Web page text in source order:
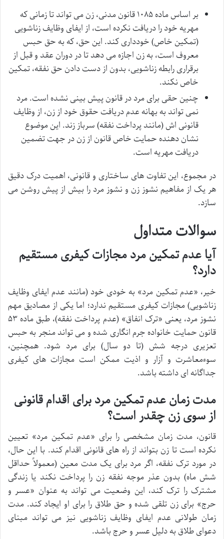
بر اساس ماده ۱۰۸۵ قانون مدنی، زن می تواند تا زمانی که
مهریه خود را دریافت نکرده است، از ایفای وظایف زناشویی
(تمکین خاص) خودداری کند. این حق، که به حق حبس
معروف است، به زن اجازه می دهد تا در دوران عقد و قبل از
برقراری رابطه زناشویی، بدون از دست دادن حق نفقه، تمکین
خاص نکند.
چنین حقی برای مرد در قانون پیش بینی نشده است. مرد
نمی تواند به بهانه عدم دریافت حقوق خود از زن، از وظایف
قانونی اش (مانند پرداخت نفقه) سرباز زند. این موضوع
نشان دهنده حمایت خاص قانون از زن در جهت تضمین
دریافت مهریه است.
در مجموع، این تفاوت های ساختاری و قانونی، اهمیت درک دقیق
هر یک از مفاهیم نشوز زن و نشوز مرد را بیش از پیش روشن می
سازد.
سوالات متداول
آیا عدم تمکین مرد مجازات کیفری مستقیم
دارد؟
خیر، «عدم تمکین مرد» به خودی خود (مانند عدم ایفای وظایف
زناشویی) مجازات کیفری مستقیم ندارد؛ اما یکی از مصادیق مهم
نشوز مرد، یعنی «ترک انفاق» (عدم پرداخت نفقه)، طبق ماده ۵۳
قانون حمایت خانواده جرم انگاری شده و می تواند منجر به حبس
تعزیری درجه شش (تا دو سال) برای مرد شود. همچنین،
سوءمعاشرت و آزار و اذیت ممکن است مجازات های کیفری
جداگانه ای داشته باشد.
مدت زمان عدم تمکین مرد برای اقدام قانونی
از سوی زن چقدر است؟
قانون، مدت زمان مشخصی را برای «عدم تمکین مرد» تعیین
نکرده است تا زن بتواند از راه های قانونی اقدام کند. با این حال،
در مورد ترک نفقه، اگر مرد برای یک مدت معین (معمولاً حداقل
شش ماه) بدون عذر موجه نفقه زن را پرداخت نکند یا زندگی
مشترک را ترک کند، این وضعیت می تواند به عنوان «عسر و
حرج» برای زن تلقی شده و حق طلاق را برای او ایجاد کند. مدت
زمان طولانی عدم ایفای وظایف زناشویی نیز می تواند مبنای
دعوای طلاق به دلیل عسر و حرج باشد.